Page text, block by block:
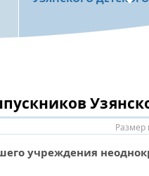
В ПОИСКАХ
«СЛОВО ТВОРЦА
ПРАВИТЕЛЕЙ».
РАВИЛЕМ БИКБАЕВЫМ
учреждения